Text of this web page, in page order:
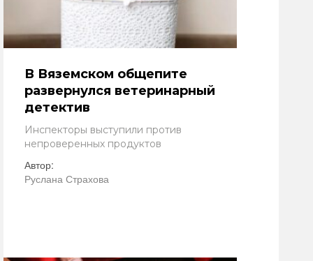
В Вяземском общепите
развернулся ветеринарный
детектив
Инспекторы выступили против
непроверенных продуктов
Автор:
Руслана Страхова